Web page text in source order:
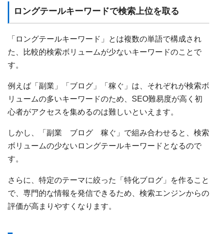
ロングテールキーワードで検索上位を取る
「ロングテールキーワード」とは複数の単語で構成され
た、比較的検索ボリュームが少ないキーワードのことで
す。
例えば「副業」「ブログ」「稼ぐ」は、それぞれが検索ボ
リュームの多いキーワードのため、SEO難易度が高く初
心者がアクセスを集めるのは難しいといえます。
しかし、「副業 ブログ 稼ぐ」で組み合わせると、検索
ボリュームの少ないロングテールキーワードとなるので
す。
さらに、特定のテーマに絞った「特化ブログ」を作ること
で、専門的な情報を発信できるため、検索エンジンからの
評価が高まりやすくなります。